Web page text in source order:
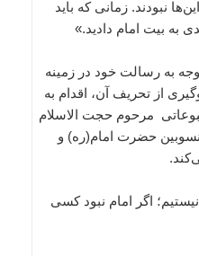
نبودند. زمانی كه باید
به بیت امام دادید.»
به رسالت خود در زمینه
از تحریف آن، اقدام به
مرحوم حجت الاسلام
حضرت امام(ره) و
اگر امام نبود كسی